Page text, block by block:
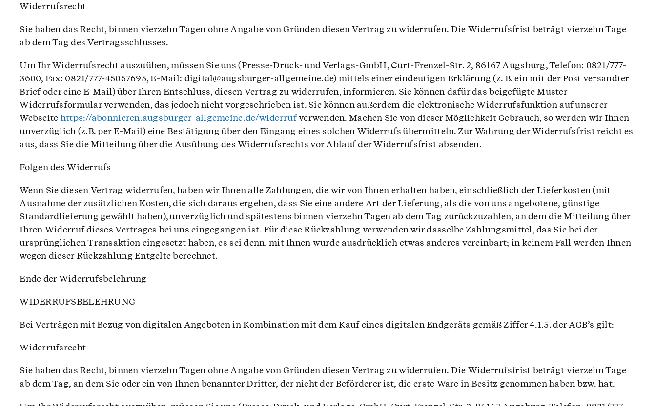
Widerrufsrecht
Sie haben das Recht, binnen vierzehn Tagen ohne Angabe von Gründen diesen Vertrag zu widerrufen. Die Widerrufsfrist beträgt vierzehn Tage
ab dem Tag des Vertragsschlusses.
Um Ihr Widerrufsrecht auszuüben, müssen Sie uns (Presse-Druck- und Verlags-GmbH, Curt-Frenzel-Str. 2, 86167 Augsburg, Telefon: 0821/777-
3600, Fax: 0821/777-45057695, E-Mail: digital@augsburger-allgemeine.de) mittels einer eindeutigen Erklärung (z. B. ein mit der Post versandter
Brief oder eine E-Mail) über Ihren Entschluss, diesen Vertrag zu widerrufen, informieren. Sie können dafür das beigefügte Muster-
Widerrufsformular verwenden, das jedoch nicht vorgeschrieben ist. Sie können außerdem die elektronische Widerrufsfunktion auf unserer
Webseite https://abonnieren.augsburger-allgemeine.de/widerrufverwenden. Machen Sie von dieser Möglichkeit Gebrauch, so werden wir Ihnen
unverzüglich (z.B. per E-Mail) eine Bestätigung über den Eingang eines solchen Widerrufs übermitteln. Zur Wahrung der Widerrufsfrist reicht es
aus, dass Sie die Mitteilung über die Ausübung des Widerrufsrechts vor Ablauf der Widerrufsfrist absenden.
Folgen des Widerrufs
Wenn Sie diesen Vertrag widerrufen, haben wir Ihnen alle Zahlungen, die wir von Ihnen erhalten haben, einschließlich der Lieferkosten (mit
Ausnahme der zusätzlichen Kosten, die sich daraus ergeben, dass Sie eine andere Art der Lieferung, als die von uns angebotene, günstige
Standardlieferung gewählt haben), unverzüglich und spätestens binnen vierzehn Tagen ab dem Tag zurückzuzahlen, an dem die Mitteilung über
Ihren Widerruf dieses Vertrages bei uns eingegangen ist. Für diese Rückzahlung verwenden wir dasselbe Zahlungsmittel, das Sie bei der
ursprünglichen Transaktion eingesetzt haben, es sei denn, mit Ihnen wurde ausdrücklich etwas anderes vereinbart; in keinem Fall werden Ihnen
wegen dieser Rückzahlung Entgelte berechnet.
Ende der Widerrufsbelehrung
WIDERRUFSBELEHRUNG
Bei Verträgen mit Bezug von digitalen Angeboten in Kombination mit dem Kauf eines digitalen Endgeräts gemäß Ziffer 4.1.5. der AGB’s gilt:
Widerrufsrecht
Sie haben das Recht, binnen vierzehn Tagen ohne Angabe von Gründen diesen Vertrag zu widerrufen. Die Widerrufsfrist beträgt vierzehn Tage
ab dem Tag, an dem Sie oder ein von Ihnen benannter Dritter, der nicht der Beförderer ist, die erste Ware in Besitz genommen haben bzw. hat.